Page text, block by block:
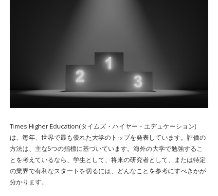
Times Higher Education(タイムズ・ハイヤー・エデュケーション)
は、毎年、世界で最も優れた大学のトップを発表しています。評価の
方法は、主な5つの指標に基づいています。海外の大学で勉強するこ
とを考えているなら、学生として、将来の研究者として、または特定
の業界で有利なスタートを切るには、どんなことを参考にすべきかが
分かります。